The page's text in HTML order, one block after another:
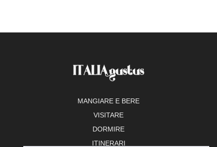
MANGIARE E BERE
VISITARE
DORMIRE
ITINERARI